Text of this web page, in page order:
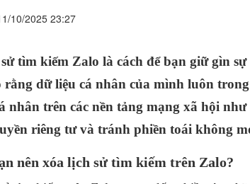
10/2025 23:27
tìm kiếm Zalo là cách để bạn giữ gìn
rằng dữ liệu cá nhân của mình luôn
nhân trên các nền tảng mạng xã hội
riêng tư và tránh phiền toái không
nên xóa lịch sử tìm kiếm trên Zalo?